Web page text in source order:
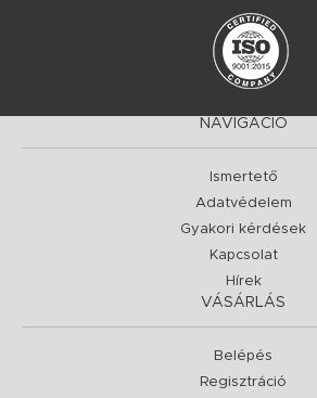
NAVIGÁCIÓ
Ismertető
Adatvédelem
Gyakori kérdések
Kapcsolat
Hírek
VÁSÁRLÁS
Belépés
Regisztráció